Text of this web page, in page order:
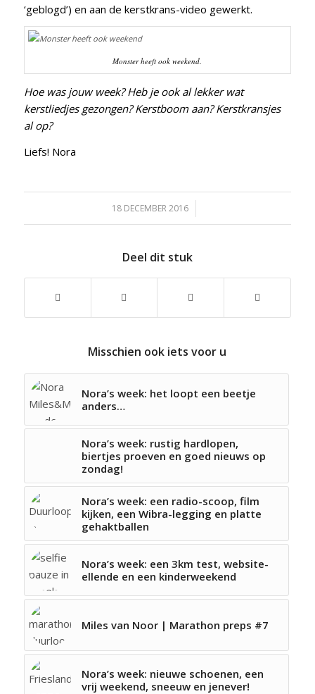
‘geblogd’) en aan de kerstkrans-video gewerkt.
Monster heeft ook weekend.
Hoe was jouw week? Heb je ook al lekker wat
kerstliedjes gezongen? Kerstboom aan? Kerstkransjes
al op?
Liefs! Nora
18 DECEMBER 2016
/
Deel dit stuk
Misschien ook iets voor u
Nora’s week: het loopt een beetje
anders…
Nora’s week: rustig hardlopen,
biertjes proeven en goed nieuws op
zondag!
Nora’s week: een radio-scoop, film
kijken, een Wibra-legging en platte
gehaktballen
Nora’s week: een 3km test, website-
ellende en een kinderweekend
Miles van Noor | Marathon preps #7
Nora’s week: nieuwe schoenen, een
vrij weekend, sneeuw en jenever!